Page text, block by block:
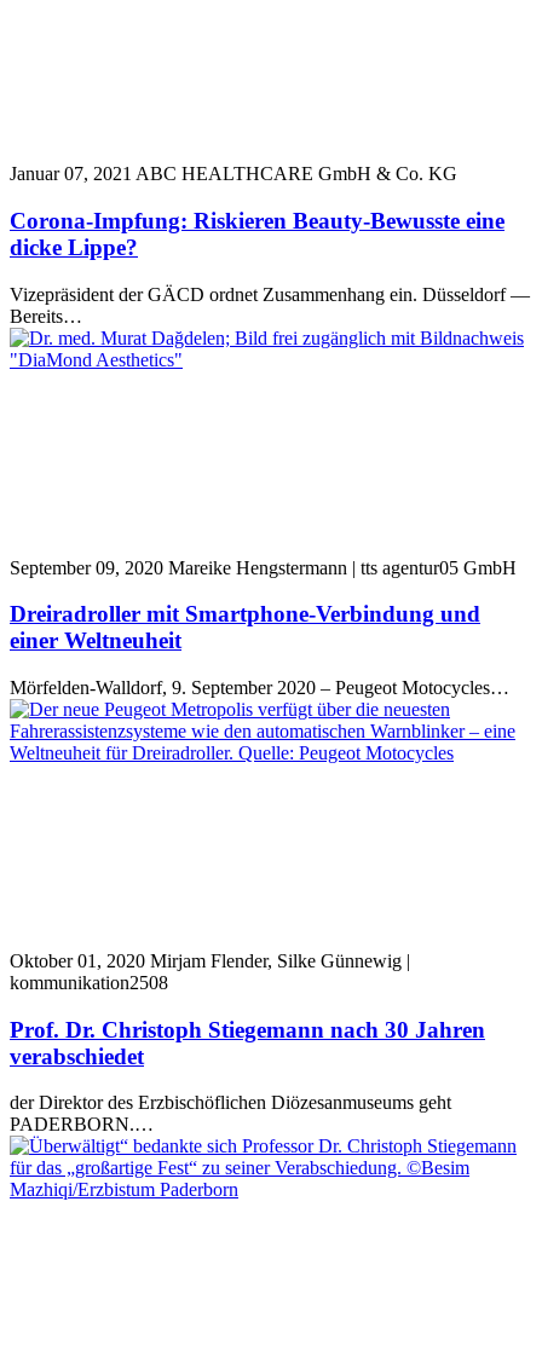
Januar 07, 2021 ABC HEALTHCARE GmbH & Co. KG
Corona-Impfung: Riskieren Beauty-Bewusste eine
dicke Lippe?
Vizepräsident der GÄCD ordnet Zusammenhang ein. Düsseldorf —
Bereits…
September 09, 2020 Mareike Hengstermann | tts agentur05 GmbH
Dreiradroller mit Smartphone-Verbindung und
einer Weltneuheit
Mörfelden-Walldorf, 9. September 2020 – Peugeot Motocycles…
Oktober 01, 2020 Mirjam Flender, Silke Günnewig |
kommunikation2508
Prof. Dr. Christoph Stiegemann nach 30 Jahren
verabschiedet
der Direktor des Erzbischöflichen Diözesanmuseums geht
PADERBORN.…